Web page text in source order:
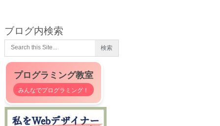
ブログ内検索
プログラミング教室
みんなでプログラミング！